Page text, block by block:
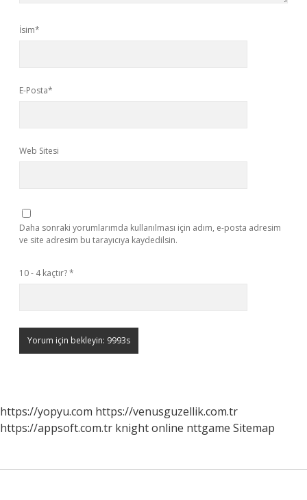
İsim*
E-Posta*
Web Sitesi
Daha sonraki yorumlarımda kullanılması için adım, e-posta adresim
ve site adresim bu tarayıcıya kaydedilsin.
10 - 4 kaçtır?*
https://yopyu.com https://venusguzellik.com.tr
https://appsoft.com.tr knight online nttgame Sitemap